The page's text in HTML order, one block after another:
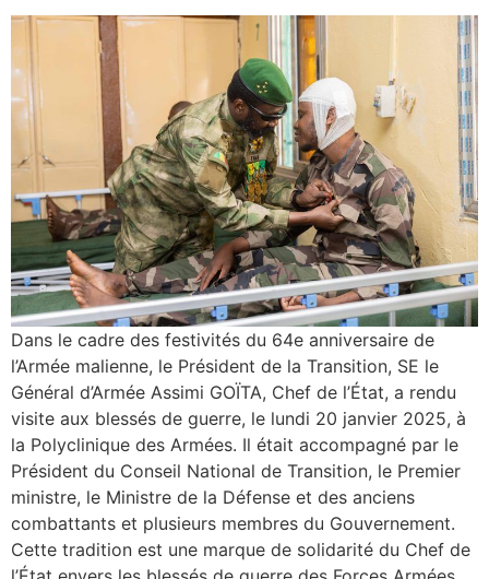
Dans le cadre des festivités du 64e anniversaire de
l’Armée malienne, le Président de la Transition, SE le
Général d’Armée Assimi GOÏTA, Chef de l’État, a rendu
visite aux blessés de guerre, le lundi 20 janvier 2025, à
la Polyclinique des Armées. Il était accompagné par le
Président du Conseil National de Transition, le Premier
ministre, le Ministre de la Défense et des anciens
combattants et plusieurs membres du Gouvernement.
Cette tradition est une marque de solidarité du Chef de